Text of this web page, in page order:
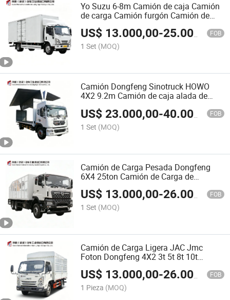
Yo Suzu 6-8m Camión de caja Camión
de carga Camión furgón Camión de
acero Camión de aluminio Camión de
caja Camión de carga Camión de
logística para entrega de logística y
carga
US$ 13.000,00-25.000,00 FOB
1 Set (MOQ)
Camión Dongfeng Sinotruck HOWO
4X2 9.2m Camión de caja alada de
para entrega exprés Camión de carga
de fácil carga Camión de carga con
elevación lateral Camión de carga
US$23.000,00-40.000,00 FOB
1 Set (MOQ)
Camión de Carga Pesada Dongfeng
6X4 25ton Camión de Carga de
Ladrillos con Caja de Carga de Malla
Transporte de Materiales de
Construcción con 10ton Grúa Plegable
US$ 13.000,00-26.000,00 FOB
1 Set (MOQ)
Camión de Carga Ligera JAC Jmc
Foton Dongfeng 4X2 3t 5t 8t 10t
Camión de Estacas Camión de Carga
Abierta Camión Comercial de Estacas
para Ganado para Sitio de
Construcción Agrícola
US$ 13.000,00-26.000,00 FOB
1 Pieza (MOQ)